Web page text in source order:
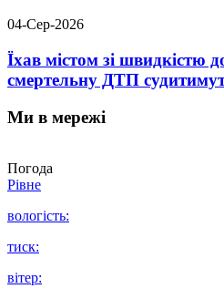
04-Сер-2026
Їхав містом зі швидкістю
смертельну ДТП
Ми в мережі
Погода
Рівне
вологість:
тиск:
вітер: